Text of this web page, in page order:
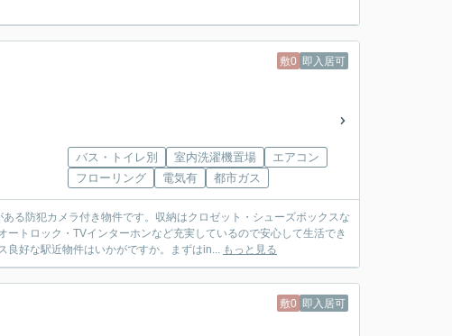
敷0 即入居可
バス・トイレ別 室内洗濯機置場
エアコン
フローリング
電気有 都市ガス
る防犯カメラ付き物件です。収納はクロゼット・シューズボックスな
トロック・TVインターホンなど充実しているので安心して生活でき
良好な駅近物件はいかがですか。まずはin... もっと見る
敷0 即入居可